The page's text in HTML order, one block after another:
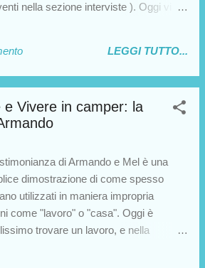
nella sezione interviste ). Oggi vi
online "Il Ribelle", mi ha
una serie di domande mirate a
generali fino ai minimi dettagli . Il
è un articolo scritto con rara
voglia saperne di più sulle
che mi hanno spinto a voler
parte della mia vita su quattro
Per ulteriori approfondimenti, vi ricordo
acquistare a meno di 1€ il mio
LEGGI TUTTO...
e Vivere in camper: la
di Armando e Mel è una
dimostrazione di come spesso
utilizzati in maniera impropria
come "lavoro" o "casa". Oggi è
trovare un lavoro, e nella